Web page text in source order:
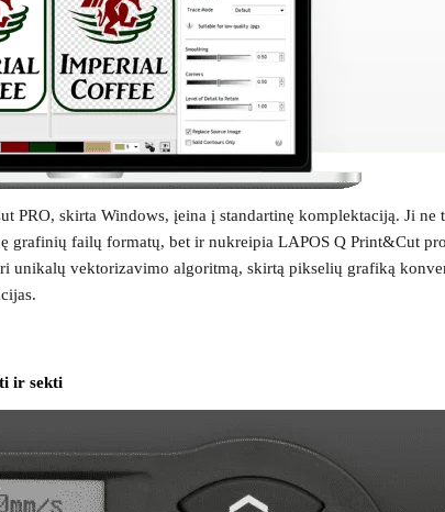
PRO, skirta Windows, įeina į standartinę komplektaciją. Ji
grafinių failų formatų, bet ir nukreipia LAPOS Q Print&Cut
unikalų vektorizavimo algoritmą, skirtą pikselių grafiką
ir sekti